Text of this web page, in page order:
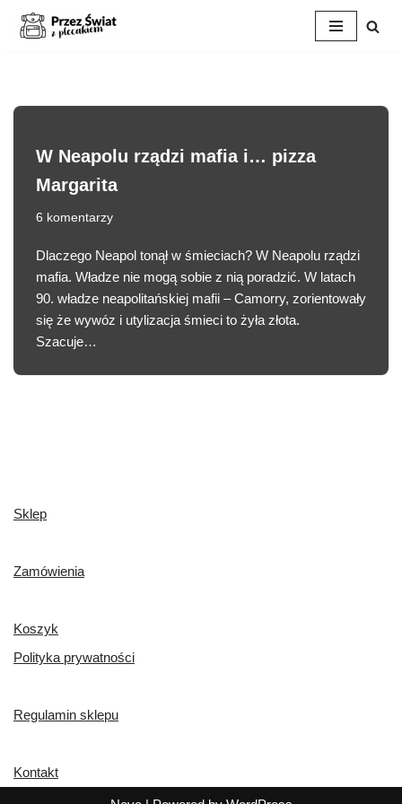
W Neapolu rządzi mafia i… pizza
Margarita
6 komentarzy
Dlaczego Neapol tonął w śmieciach? W Neapolu rządzi
mafia. Władze nie mogą sobie z nią poradzić. W latach
90. władze neapolitańskiej mafii – Camorry, zorientowały
się że wywóz i utylizacja śmieci to żyła złota.
Szacuje…
Sklep
Zamówienia
Koszyk
Polityka prywatności
Regulamin sklepu
Kontakt